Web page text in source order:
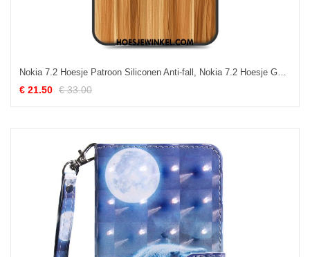
Nokia 7.2 Hoesje Patroon Siliconen Anti-fall, Nokia 7.2 Hoesje Geschilderd Grote Braun
€ 21.50 € 33.00